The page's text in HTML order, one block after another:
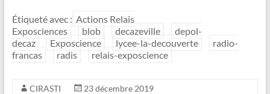
Étiqueté avec : Actions Relais
Exposciences
blob decazeville
depol-
decaz
Exposcience lycee-la-decouverte
radio-
francas
radis relais-exposcience
CIRASTI 23 décembre 2019